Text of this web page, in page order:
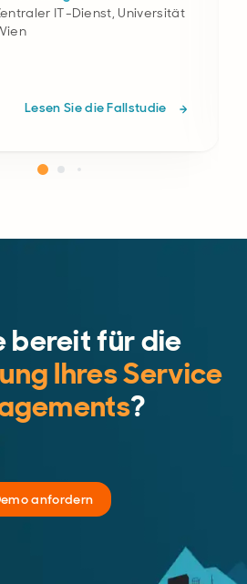
IT-Dienst, Universität
Lesen Sie die Fallstudie
bereit für die
Ihres Service
?
anfordern